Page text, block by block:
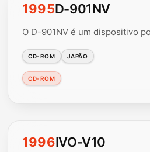
1995D-901NV
O D-901NV é um dispositivo
CD-ROM JAPÃO
CD-ROM
1996IVO-V10